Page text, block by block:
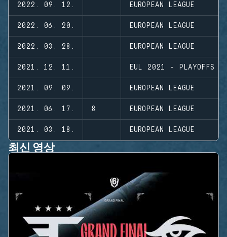
2022. 09. 12. EUROPEAN LEAGUE
2022. 06. 20. EUROPEAN LEAGUE
2022. 03. 28. EUROPEAN LEAGUE
2021. 12. 11. EUL 2021 - PLAYOFFS
2021. 09. 09. EUROPEAN LEAGUE
2021. 06. 17. 8 EUROPEAN LEAGUE
2021. 03. 18. EUROPEAN LEAGUE
최신 영상